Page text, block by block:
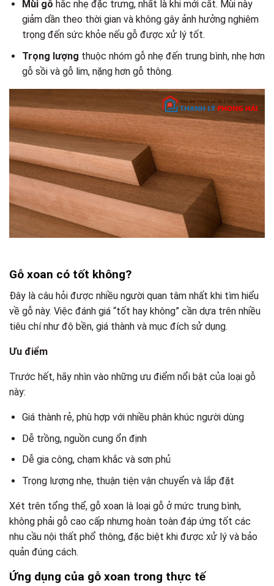
Mùi gỗ hắc nhẹ đặc trưng, nhất là khi mới cắt. Mùi này
giảm dần theo thời gian và không gây ảnh hưởng nghiêm
trọng đến sức khỏe nếu gỗ được xử lý tốt.
Trọng lượng thuộc nhóm gỗ nhẹ đến trung bình, nhẹ hơn
gỗ sồi và gỗ lim, nặng hơn gỗ thông.
Gỗ xoan có tốt không?
Đây là câu hỏi được nhiều người quan tâm nhất khi tìm hiểu
về gỗ này. Việc đánh giá “tốt hay không” cần dựa trên nhiều
tiêu chí như độ bền, giá thành và mục đích sử dụng.
Ưu điểm
Trước hết, hãy nhìn vào những ưu điểm nổi bật của loại gỗ
này:
Giá thành rẻ, phù hợp với nhiều phân khúc người dùng
Dễ trồng, nguồn cung ổn định
Dễ gia công, chạm khắc và sơn phủ
Trọng lượng nhẹ, thuận tiện vận chuyển và lắp đặt
Xét trên tổng thể, gỗ xoan là loại gỗ ở mức trung bình,
không phải gỗ cao cấp nhưng hoàn toàn đáp ứng tốt các
nhu cầu nội thất phổ thông, đặc biệt khi được xử lý và bảo
quản đúng cách.
Ứng dụng của gỗ xoan trong thực tế